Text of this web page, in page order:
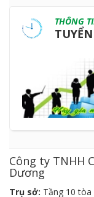
THÔNG
Công ty TNHH
Dương
Trụ sở: Tầng 10 tòa